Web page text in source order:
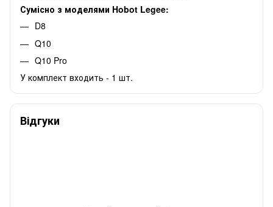
Сумісно з моделями Hobot Legee:
D8
Q10
Q10 Pro
У комплект входить - 1 шт.
Відгуки